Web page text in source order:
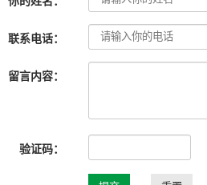
联系电话：
留言内容：
验证码：